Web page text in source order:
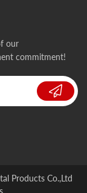
our
commitment!
Products Co.,Ltd